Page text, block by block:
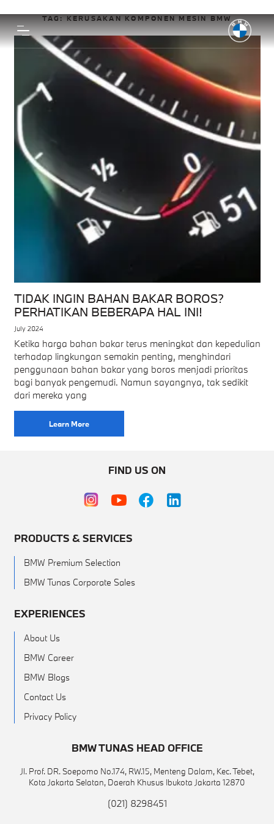
TAG:KERUSAKAN KOMPONEN MESIN BMW
TIDAK INGIN BAHAN BAKAR BOROS?
PERHATIKAN BEBERAPA HAL INI!
July 2024
Ketika harga bahan bakar terus meningkat dan kepedulian
terhadap lingkungan semakin penting, menghindari
penggunaan bahan bakar yang boros menjadi prioritas
bagi banyak pengemudi. Namun sayangnya, tak sedikit
dari mereka yang
Learn More
FIND US ON
PRODUCTS & SERVICES
BMW Premium Selection
BMW Tunas Corporate Sales
EXPERIENCES
About Us
BMW Career
BMW Blogs
Contact Us
Privacy Policy
BMW TUNAS HEAD OFFICE
Jl. Prof. DR. Soepomo No.174, RW.15, Menteng Dalam, Kec. Tebet,
Kota Jakarta Selatan, Daerah Khusus Ibukota Jakarta 12870
(021) 8298451